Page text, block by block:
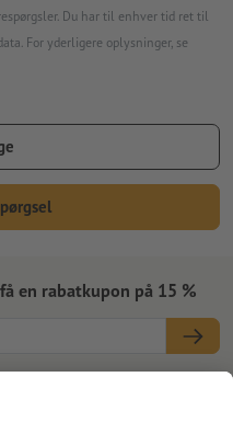
Du har til enhver tid ret til
For yderligere oplysninger, se
en rabatkupon på 15 %